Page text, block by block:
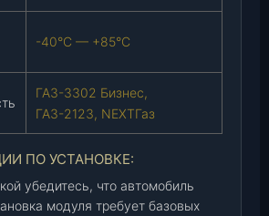
-40°C — +85°C
ГАЗ-3302 Бизнес,
ГАЗ-2123, NEXTГаз
ПО УСТАНОВКЕ:
убедитесь, что автомобиль
модуля требует базовых